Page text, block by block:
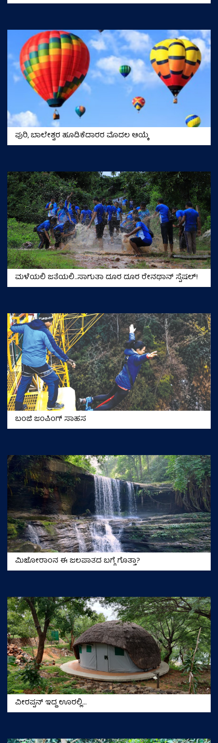
ಪುರಿ, ಬಾಲೇಶ್ವರ ಹೂಡಿಕೆದಾರರ ಮೊದಲ ಆಯ್ಕೆ
ಮಳೆಯಲಿ ಜತೆಯಲಿ..ಸಾಗುತಾ ದೂರ ದೂರ ರೇನಥಾನ್‌ ಸ್ಪೆಷಲ್‌!
ಬಂಜಿ ಜಂಪಿಂಗ್‌ ಸಾಹಸ
ಮಿಜೋರಾಂನ ಈ ಜಲಪಾತದ ಬಗ್ಗೆ ಗೊತ್ತಾ?
ವೀರಪ್ಪನ್‌ ಇದ್ದ ಊರಲ್ಲಿ…